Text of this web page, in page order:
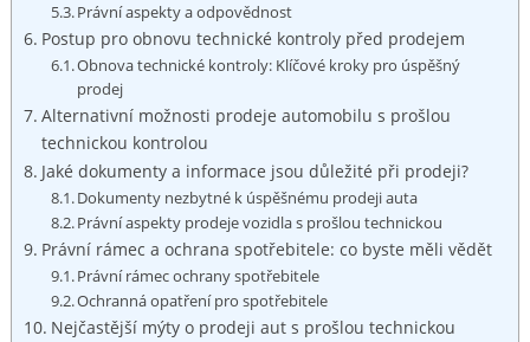
Právní aspekty a odpovědnost
Postup pro obnovu technické kontroly před prodejem
Obnova technické kontroly: Klíčové kroky pro úspěšný
prodej
Alternativní možnosti prodeje automobilu s prošlou
technickou kontrolou
Jaké dokumenty a informace jsou důležité při prodeji?
Dokumenty nezbytné k úspěšnému prodeji auta
Právní aspekty prodeje vozidla s prošlou technickou
Právní rámec a ochrana spotřebitele: co byste měli vědět
Právní rámec ochrany spotřebitele
Ochranná opatření pro spotřebitele
Nejčastější mýty o prodeji aut s prošlou technickou